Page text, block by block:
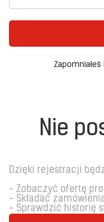
Zapomniałeś
Nie
Dzięki rejestracji
- Zobaczyć ofertę
- Składać
- Sprawdzić historię